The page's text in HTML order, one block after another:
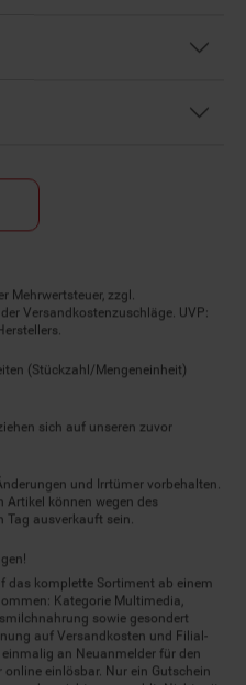
Mehrwertsteuer, zzgl.
Versandkostenzuschläge. UVP:
(Stückzahl/Mengeneinheit)
sich auf unseren zuvor
und Irrtümer vorbehalten.
Artikel können wegen des
ausverkauft sein.
das komplette Sortiment ab einem
Kategorie Multimedia,
sowie gesondert
auf Versandkosten und Filial-
an Neuanmelder für den
online einlösbar. Nur ein Gutschein